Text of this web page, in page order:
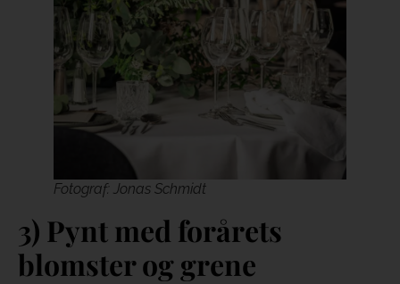
Fotograf: Jonas Schmidt
3) Pynt med forårets
blomster og grene